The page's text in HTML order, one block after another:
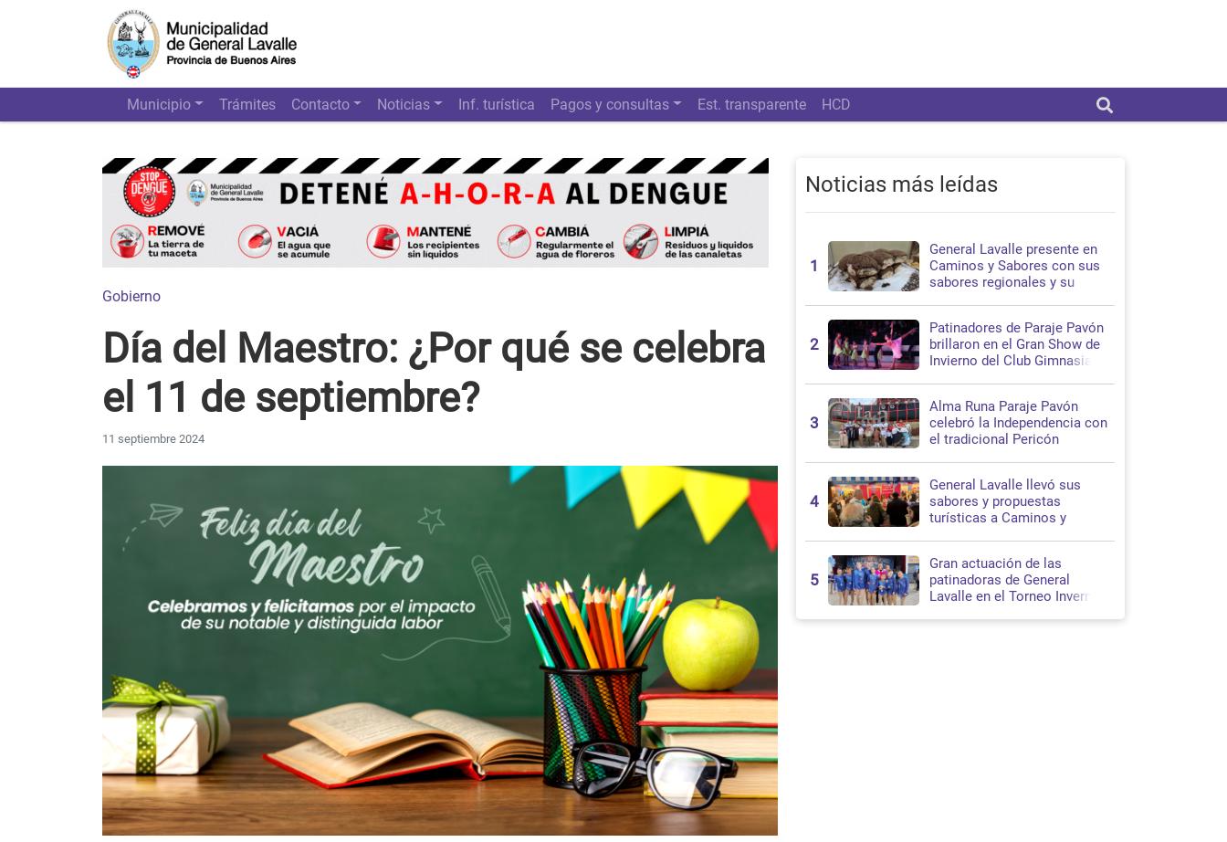
Municipio Trámites Contacto Noticias Inf. turística Pagos y consultas Est. transparente HCD
Gobierno
Día del Maestro: ¿Por qué se celebra
el 11 de septiembre?
11 septiembre 2024
Noticias más leídas
1
General Lavalle presente en
Caminos y Sabores con sus
sabores regionales y su
2
Patinadores de Paraje Pavón
brillaron en el Gran Show de
Invierno del Club Gimnasia y
3
Alma Runa Paraje Pavón
celebró la Independencia con
el tradicional Pericón
4
General Lavalle llevó sus
sabores y propuestas
turísticas a Caminos y
5
Gran actuación de las
patinadoras de General
Lavalle en el Torneo Invernal